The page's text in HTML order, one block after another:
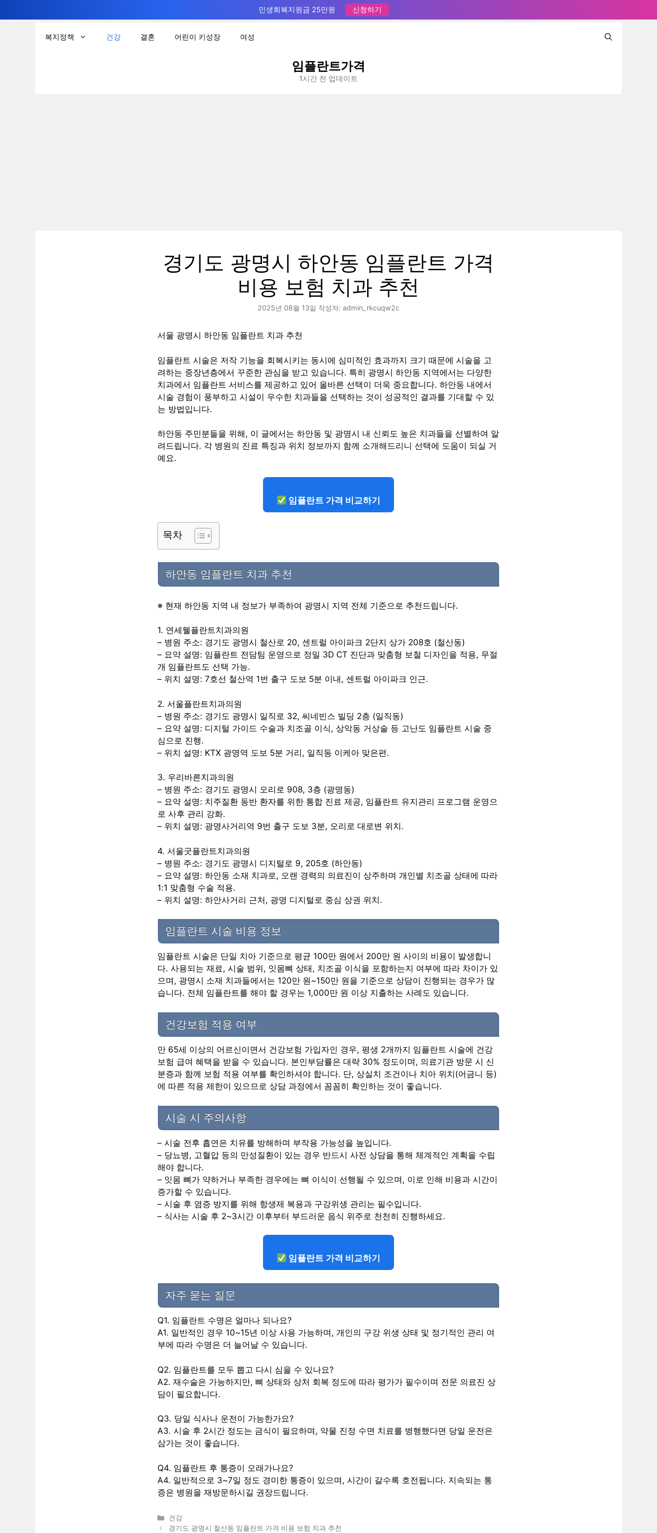
민생회복지원금 25만원 신청하기
복지정책 건강 결혼 어린이 키성장 여성
임플란트가격
1시간 전 업데이트
경기도 광명시 하안동 임플란트 가격
비용 보험 치과 추천
2025년 08월 13일 작성자: admin_rkcuqw2c
서울 광명시 하안동 임플란트 치과 추천
임플란트 시술은 저작 기능을 회복시키는 동시에 심미적인 효과까지 크기 때문에 시술을 고
려하는 중장년층에서 꾸준한 관심을 받고 있습니다. 특히 광명시 하안동 지역에서는 다양한
치과에서 임플란트 서비스를 제공하고 있어 올바른 선택이 더욱 중요합니다. 하안동 내에서
시술 경험이 풍부하고 시설이 우수한 치과들을 선택하는 것이 성공적인 결과를 기대할 수 있
는 방법입니다.
하안동 주민분들을 위해, 이 글에서는 하안동 및 광명시 내 신뢰도 높은 치과들을 선별하여 알
려드립니다. 각 병원의 진료 특징과 위치 정보까지 함께 소개해드리니 선택에 도움이 되실 거
예요.
임플란트 가격 비교하기
목차
하안동 임플란트 치과 추천
※ 현재 하안동 지역 내 정보가 부족하여 광명시 지역 전체 기준으로 추천드립니다.
1. 연세웰플란트치과의원
– 병원 주소: 경기도 광명시 철산로 20, 센트럴 아이파크 2단지 상가 208호 (철산동)
– 요약 설명: 임플란트 전담팀 운영으로 정밀 3D CT 진단과 맞춤형 보철 디자인을 적용, 무절
개 임플란트도 선택 가능.
– 위치 설명: 7호선 철산역 1번 출구 도보 5분 이내, 센트럴 아이파크 인근.
2. 서울플란트치과의원
– 병원 주소: 경기도 광명시 일직로 32, 씨네빈스 빌딩 2층 (일직동)
– 요약 설명: 디지털 가이드 수술과 치조골 이식, 상악동 거상술 등 고난도 임플란트 시술 중
심으로 진행.
– 위치 설명: KTX 광명역 도보 5분 거리, 일직동 이케아 맞은편.
3. 우리바른치과의원
– 병원 주소: 경기도 광명시 오리로 908, 3층 (광명동)
– 요약 설명: 치주질환 동반 환자를 위한 통합 진료 제공, 임플란트 유지관리 프로그램 운영으
로 사후 관리 강화.
– 위치 설명: 광명사거리역 9번 출구 도보 3분, 오리로 대로변 위치.
4. 서울굿플란트치과의원
– 병원 주소: 경기도 광명시 디지털로 9, 205호 (하안동)
– 요약 설명: 하안동 소재 치과로, 오랜 경력의 의료진이 상주하며 개인별 치조골 상태에 따라
1:1 맞춤형 수술 적용.
– 위치 설명: 하안사거리 근처, 광명 디지털로 중심 상권 위치.
임플란트 시술 비용 정보
임플란트 시술은 단일 치아 기준으로 평균 100만 원에서 200만 원 사이의 비용이 발생합니
다. 사용되는 재료, 시술 범위, 잇몸뼈 상태, 치조골 이식을 포함하는지 여부에 따라 차이가 있
으며, 광명시 소재 치과들에서는 120만 원~150만 원을 기준으로 상담이 진행되는 경우가 많
습니다. 전체 임플란트를 해야 할 경우는 1,000만 원 이상 지출하는 사례도 있습니다.
건강보험 적용 여부
만 65세 이상의 어르신이면서 건강보험 가입자인 경우, 평생 2개까지 임플란트 시술에 건강
보험 급여 혜택을 받을 수 있습니다. 본인부담률은 대략 30% 정도이며, 의료기관 방문 시 신
분증과 함께 보험 적용 여부를 확인하셔야 합니다. 단, 상실치 조건이나 치아 위치(어금니 등)
에 따른 적용 제한이 있으므로 상담 과정에서 꼼꼼히 확인하는 것이 좋습니다.
시술 시 주의사항
– 시술 전후 흡연은 치유를 방해하며 부작용 가능성을 높입니다.
– 당뇨병, 고혈압 등의 만성질환이 있는 경우 반드시 사전 상담을 통해 체계적인 계획을 수립
해야 합니다.
– 잇몸 뼈가 약하거나 부족한 경우에는 뼈 이식이 선행될 수 있으며, 이로 인해 비용과 시간이
증가할 수 있습니다.
– 시술 후 염증 방지를 위해 항생제 복용과 구강위생 관리는 필수입니다.
– 식사는 시술 후 2~3시간 이후부터 부드러운 음식 위주로 천천히 진행하세요.
임플란트 가격 비교하기
자주 묻는 질문
Q1. 임플란트 수명은 얼마나 되나요?
A1. 일반적인 경우 10~15년 이상 사용 가능하며, 개인의 구강 위생 상태 및 정기적인 관리 여
부에 따라 수명은 더 늘어날 수 있습니다.
Q2. 임플란트를 모두 뽑고 다시 심을 수 있나요?
A2. 재수술은 가능하지만, 뼈 상태와 상처 회복 정도에 따라 평가가 필수이며 전문 의료진 상
담이 필요합니다.
Q3. 당일 식사나 운전이 가능한가요?
A3. 시술 후 2시간 정도는 금식이 필요하며, 약물 진정 수면 치료를 병행했다면 당일 운전은
삼가는 것이 좋습니다.
Q4. 임플란트 후 통증이 오래가나요?
A4. 일반적으로 3~7일 정도 경미한 통증이 있으며, 시간이 갈수록 호전됩니다. 지속되는 통
증은 병원을 재방문하시길 권장드립니다.
카
테
건강
경기도 광명시 철산동 임플란트 가격 비용 보험 치과 추천